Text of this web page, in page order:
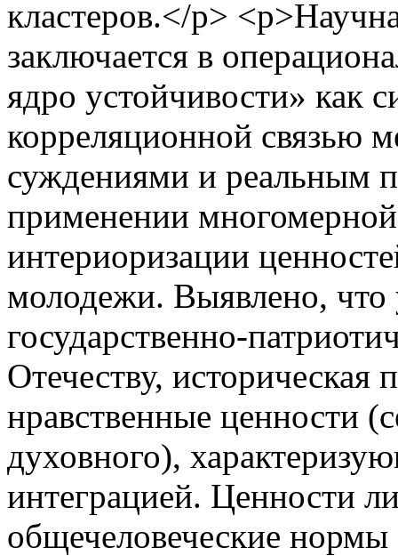
кластеров.</p>
заключается в
ядро устойчивости» как
корреляционной связью
суждениями и реальным
применении
интериоризации
молодежи. Выявлено,
государственно-
Отечеству, историческая
нравственные ценности
духовного),
интеграцией. Ценности
общечеловеческие нормы